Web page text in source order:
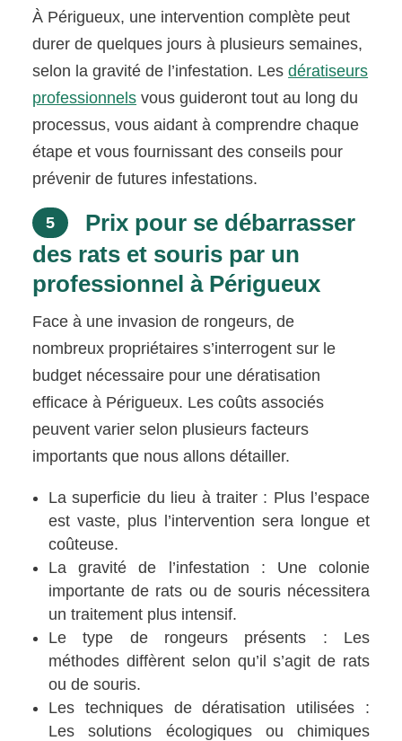
À Périgueux, une intervention complète peut
durer de quelques jours à plusieurs semaines,
selon la gravité de l’infestation. Lesdératiseurs
professionnels vous guideront tout au long du
processus, vous aidant à comprendre chaque
étape et vous fournissant des conseils pour
prévenir de futures infestations.
5
Prix pour se débarrasser
des rats et souris par un
professionnel à Périgueux
Face à une invasion de rongeurs, de
nombreux propriétaires s’interrogent sur le
budget nécessaire pour une dératisation
efficace à Périgueux. Les coûts associés
peuvent varier selon plusieurs facteurs
importants que nous allons détailler.
La superficie du lieu à traiter : Plus l’espace
est vaste, plus l’intervention sera longue et
coûteuse.
La gravité de l’infestation : Une colonie
importante de rats ou de souris nécessitera
un traitement plus intensif.
Le type de rongeurs présents : Les
méthodes diffèrent selon qu’il s’agit de rats
ou de souris.
Les techniques de dératisation utilisées :
Les solutions écologiques ou chimiques